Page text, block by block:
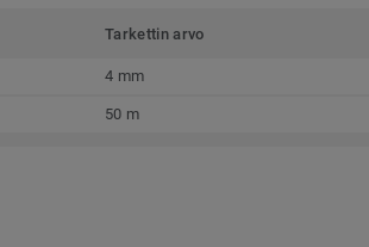
Tarkettin arvo
4 mm
50 m